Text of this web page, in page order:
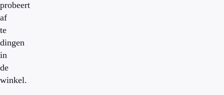
probeert
af
te
dingen
in
de
winkel.